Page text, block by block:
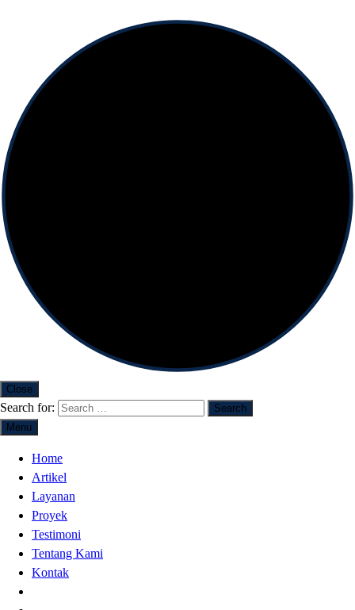
Close
Search for:
Menu
Home
Artikel
Layanan
Proyek
Testimoni
Tentang Kami
Kontak